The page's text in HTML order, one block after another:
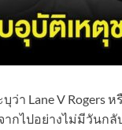
ว่า Lane V Rogers
กไปอย่างไม่มีวันก